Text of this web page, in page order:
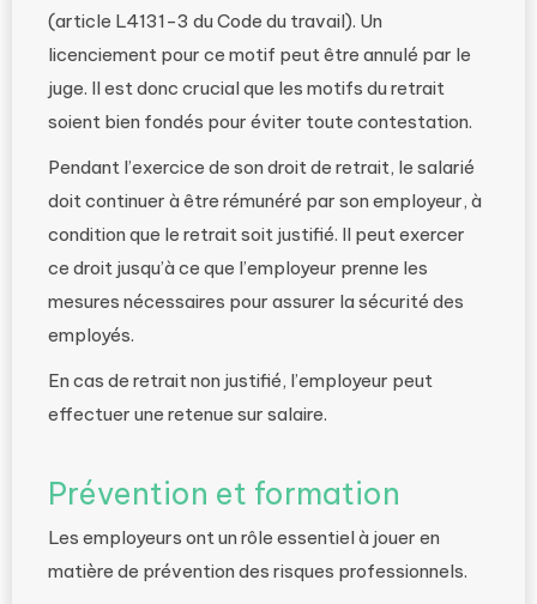
(article L4131-3 du Code du travail). Un
licenciement pour ce motif peut être annulé par le
juge. Il est donc crucial que les motifs du retrait
soient bien fondés pour éviter toute contestation.
Pendant l’exercice de son droit de retrait, le salarié
doit continuer à être rémunéré par son employeur, à
condition que le retrait soit justifié. Il peut exercer
ce droit jusqu’à ce que l’employeur prenne les
mesures nécessaires pour assurer la sécurité des
employés.
En cas de retrait non justifié, l’employeur peut
effectuer une retenue sur salaire.
Prévention et formation
Les employeurs ont un rôle essentiel à jouer en
matière de prévention des risques professionnels.